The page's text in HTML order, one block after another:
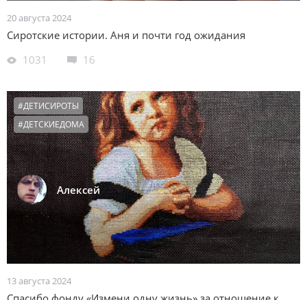
20 августа 2024
Сиротские истории. Аня и почти год ожидания
1031
16
Алексей
#ДЕТИСИРОТЫ
#ДЕТСКИЕДОМА
13 августа 2024